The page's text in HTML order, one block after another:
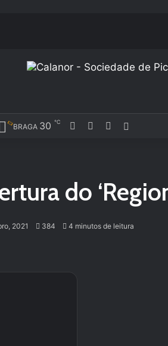
BRAGA 30 ℃ FacebookYouTubeInstagram
do
2021 384 4 minutos de leitura